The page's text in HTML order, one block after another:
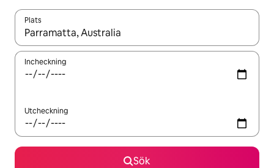
Plats
När resultaten är tillgängliga kan du navigera med upp- och
Incheckning
Utcheckning
Sök